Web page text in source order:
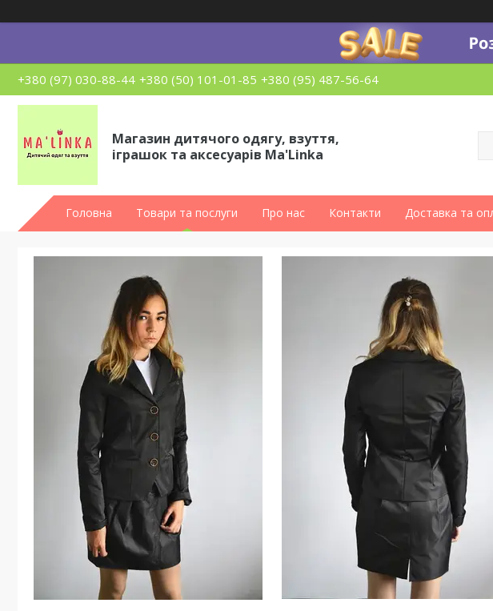
+380 (97) 030-88-44 +380 (50) 101-01-85 +380 (95) 487-56-64
Магазин дитячого одягу, взуття,
іграшок та аксесуарів Ma'Linka
Головна Товари та послуги Про нас Контакти Доставка та